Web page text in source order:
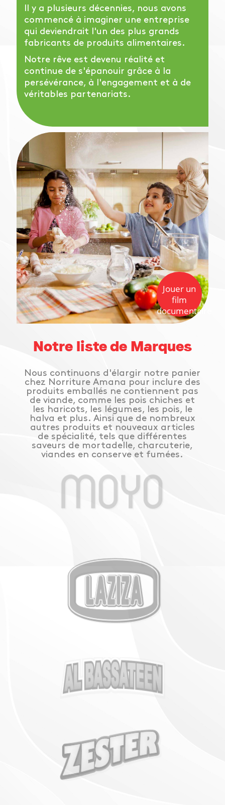
Il y a plusieurs décennies, nous avons
commencé à imaginer une entreprise
qui deviendrait l'un des plus grands
fabricants de produits alimentaires.
Notre rêve est devenu réalité et
continue de s'épanouir grâce à la
persévérance, à l'engagement et à de
véritables partenariats.
Jouer un
film
documentaire
Notre liste de Marques
Nous continuons d'élargir notre panier
chez Norriture Amana pour inclure des
produits emballés ne contiennent pas
de viande, comme les pois chiches et
les haricots, les légumes, les pois, le
halva et plus. Ainsi que de nombreux
autres produits et nouveaux articles
de spécialité, tels que différentes
saveurs de mortadelle, charcuterie,
viandes en conserve et fumées.